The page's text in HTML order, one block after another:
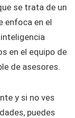
se trata de un
enfoca en el
en el equipo de
de asesores.
y si no ves
puedes